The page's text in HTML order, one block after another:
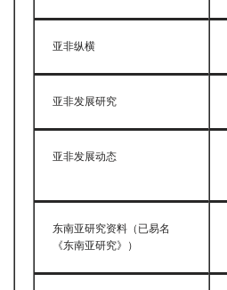
亚非纵横
亚非发展研究
亚非发展动态
东南亚研究资料（已易名
《东南亚研究》）